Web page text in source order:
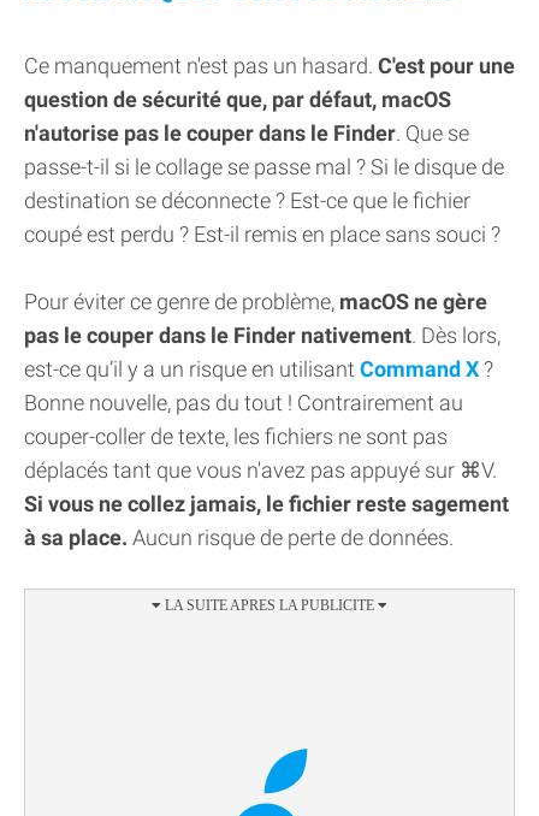
Ce manquement n'est pas un hasard. C'est pour une
question de sécurité que, par défaut, macOS
n'autorise pas le couper dans le Finder. Que se
passe-t-il si le collage se passe mal ? Si le disque de
destination se déconnecte ? Est-ce que le fichier
coupé est perdu ? Est-il remis en place sans souci ?
Pour éviter ce genre de problème, macOS ne gère
pas le couper dans le Finder nativement. Dès lors,
est-ce qu’il y a un risque en utilisant Command X?
Bonne nouvelle, pas du tout ! Contrairement au
couper-coller de texte, les fichiers ne sont pas
déplacés tant que vous n'avez pas appuyé sur ⌘V.
Si vous ne collez jamais, le fichier reste sagement
à sa place. Aucun risque de perte de données.